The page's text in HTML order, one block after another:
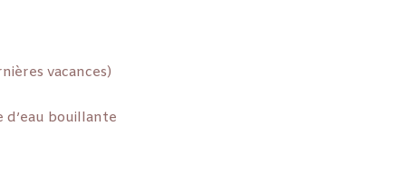
vacances)
d’eau bouillante